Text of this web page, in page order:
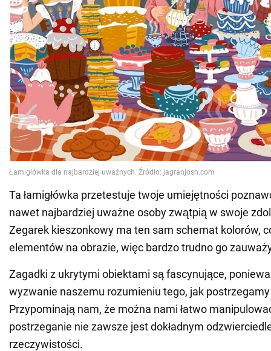
Ta łamigłówka przetestuje twoje umiejętności
nawet najbardziej uważne osoby zwątpią w swoje
Zegarek kieszonkowy ma ten sam schemat kolorów,
elementów na obrazie, więc bardzo trudno go
Zagadki z ukrytymi obiektami są fascynujące,
wyzwanie naszemu rozumieniu tego, jak
Przypominają nam, że można nami łatwo
postrzeganie nie zawsze jest dokładnym
rzeczywistości.